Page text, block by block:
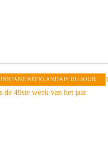
INSTANT NÉERLANDAIS DU JOUR